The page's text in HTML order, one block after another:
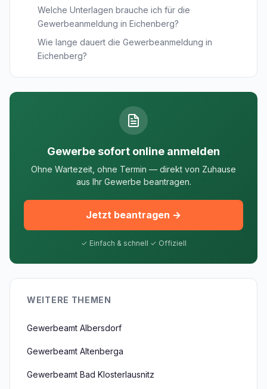
Welche Unterlagen brauche ich für die
Gewerbeanmeldung in Eichenberg?
Wie lange dauert die Gewerbeanmeldung in
Eichenberg?
Gewerbe sofort online anmelden
Ohne Wartezeit, ohne Termin — direkt von Zuhause
aus Ihr Gewerbe beantragen.
Jetzt beantragen →
✓ Einfach & schnell ✓ Offiziell
WEITERE THEMEN
Gewerbeamt Albersdorf
Gewerbeamt Altenberga
Gewerbeamt Bad Klosterlausnitz